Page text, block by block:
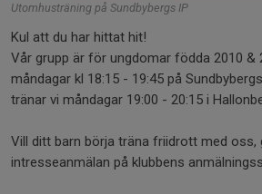
Utomhusträning på Sundbybergs IP
Kul att du har hittat hit!
Vår grupp är för ungdomar födda 2010 &
måndagar kl 18:15 - 19:45 på
tränar vi måndagar 19:00 - 20:15 i
Vill ditt barn börja träna friidrott med oss,
intresseanmälan på klubbens